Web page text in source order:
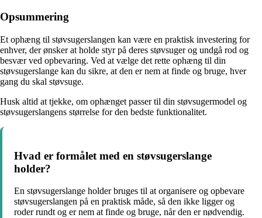
Opsummering
Et ophæng til støvsugerslangen kan være en praktisk investering for
enhver, der ønsker at holde styr på deres støvsuger og undgå rod og
besvær ved opbevaring. Ved at vælge det rette ophæng til din
støvsugerslange kan du sikre, at den er nem at finde og bruge, hver
gang du skal støvsuge.
Husk altid at tjekke, om ophænget passer til din støvsugermodel og
støvsugerslangens størrelse for den bedste funktionalitet.
Hvad er formålet med en støvsugerslange
holder?
En støvsugerslange holder bruges til at organisere og opbevare
støvsugerslangen på en praktisk måde, så den ikke ligger og
roder rundt og er nem at finde og bruge, når den er nødvendig.